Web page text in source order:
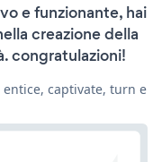
e funzionante, hai
creazione della
congratulazioni!
captivate, turn e